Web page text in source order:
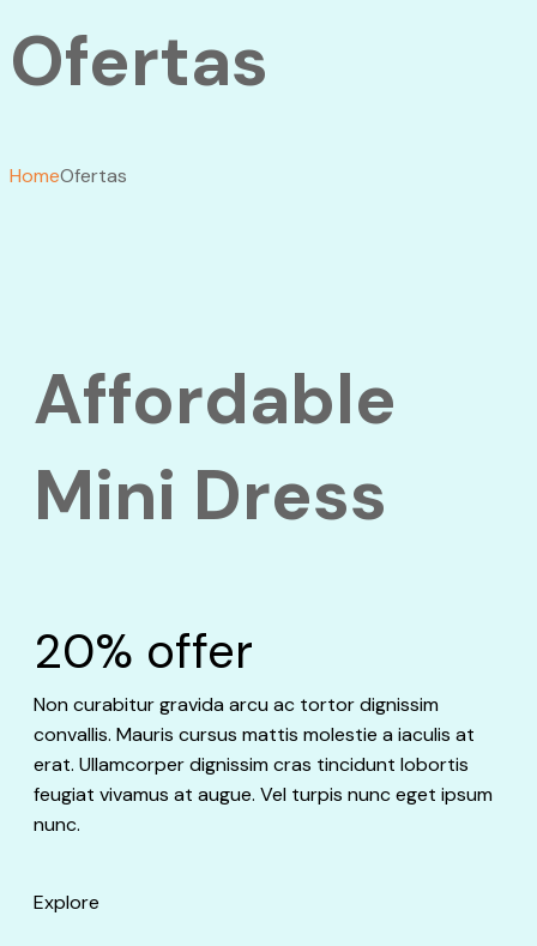
Ofertas
HomeOfertas
Affordable
Mini Dress
20% offer
Non curabitur gravida arcu ac tortor dignissim
convallis. Mauris cursus mattis molestie a iaculis at
erat. Ullamcorper dignissim cras tincidunt lobortis
feugiat vivamus at augue. Vel turpis nunc eget ipsum
nunc.
Explore